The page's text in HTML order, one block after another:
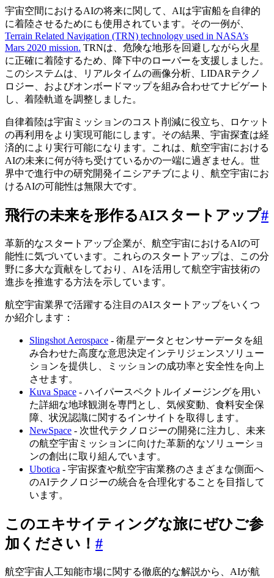
宇宙空間におけるAIの将来に関して、AIは宇宙船を自律的
に着陸させるためにも使用されています。その一例が、
Terrain Related Navigation (TRN) technology used in NASA’s
Mars 2020 mission. TRNは、危険な地形を回避しながら火星
に正確に着陸するため、降下中のローバーを支援しました。
このシステムは、リアルタイムの画像分析、LIDARテクノ
ロジー、およびオンボードマップを組み合わせてナビゲート
し、着陸軌道を調整しました。
自律着陸は宇宙ミッションのコスト削減に役立ち、ロケット
の再利用をより実現可能にします。その結果、宇宙探査は経
済的により実行可能になります。これは、航空宇宙における
AIの未来に何が待ち受けているかの一端に過ぎません。世
界中で進行中の研究開発イニシアチブにより、航空宇宙にお
けるAIの可能性は無限大です。
飛行の未来を形作るAIスタートアップ#
革新的なスタートアップ企業が、航空宇宙におけるAIの可
能性に気づいています。これらのスタートアップは、この分
野に多大な貢献をしており、AIを活用して航空宇宙技術の
進歩を推進する方法を示しています。
航空宇宙業界で活躍する注目のAIスタートアップをいくつ
か紹介します：
Slingshot Aerospace - 衛星データとセンサーデータを組
み合わせた高度な意思決定インテリジェンスソリュー
ションを提供し、ミッションの成功率と安全性を向上
させます。
Kuva Space - ハイパースペクトルイメージングを用い
た詳細な地球観測を専門とし、気候変動、食料安全保
障、状況認識に関するインサイトを取得します。
NewSpace - 次世代テクノロジーの開発に注力し、未来
の航空宇宙ミッションに向けた革新的なソリューショ
ンの創出に取り組んでいます。
Ubotica - 宇宙探査や航空宇宙業務のさまざまな側面へ
のAIテクノロジーの統合を合理化することを目指して
います。
このエキサイティングな旅にぜひご参
加ください！ #
航空宇宙人工知能市場に関する徹底的な解説から、AIが航